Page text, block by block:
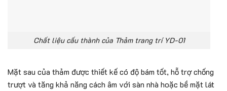
Chất liệu cấu thành của Thảm trang trí YD-01
Mặt sau của thảm được thiết kế có độ bám tốt, hỗ trợ chống
trượt và tăng khả năng cách âm với sàn nhà hoặc bề mặt lát